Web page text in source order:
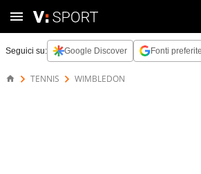
Seguici su: Google Discover Fonti preferite
TENNIS WIMBLEDON